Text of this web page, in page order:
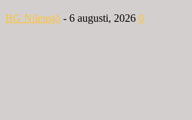
BG Nilensjö - 6 augusti, 2026 0